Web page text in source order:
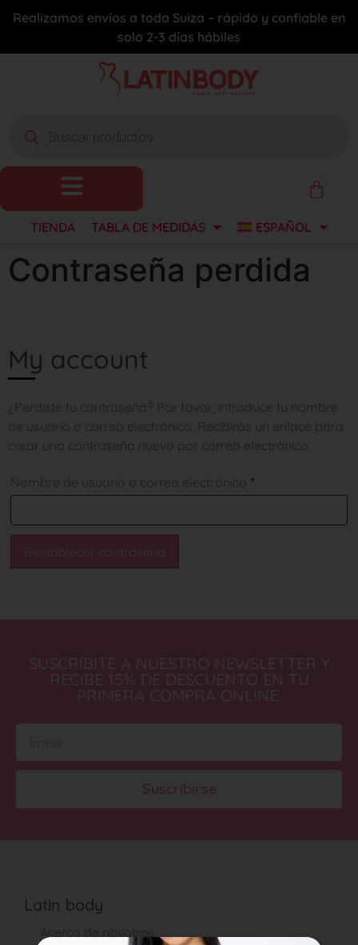
Realizamos envíos a toda Suiza – rápido y confiable en
solo 2-3 días hábiles
TIENDA TABLA DE MEDIDAS ESPAÑOL
Contraseña perdida
My account
¿Perdiste tu contraseña? Por favor, introduce tu nombre
de usuario o correo electrónico. Recibirás un enlace para
crear una contraseña nueva por correo electrónico.
Nombre de usuario o correo electrónico *
Restablecer contraseña
SUSCRÍBITE A NUESTRO NEWSLETTER Y
RECIBE 15% DE DESCUENTO EN TU
PRIMERA COMPRA ONLINE.
Suscribirse
Latin body
Acerca de nosotros